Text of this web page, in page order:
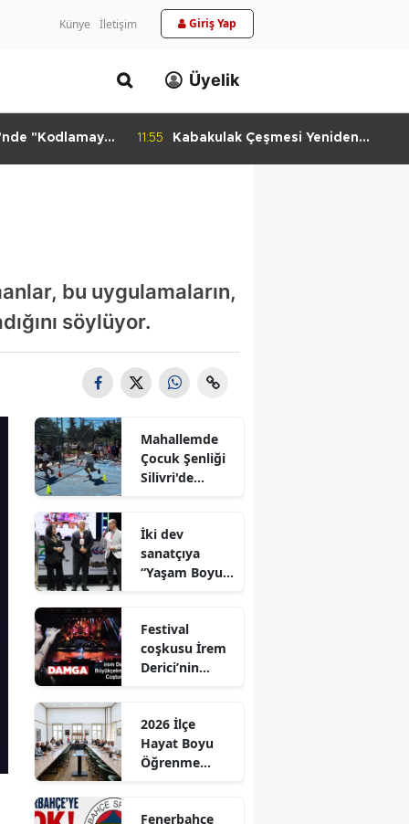
Künye İletişim Giriş Yap
Üyelik
"Kodlamaya
11:55
Kabakulak Çeşmesi Yeniden
bu uygulamaların,
söylüyor.
Mahallemde
Çocuk Şenliği
Silivri'de
iİki dev
sanatçıya
“Yaşam Boyu
Festival
coşkusu İrem
Derici’nin
2026 İlçe
Hayat Boyu
Öğrenme
Gerçekleştirild
Fenerbahçe